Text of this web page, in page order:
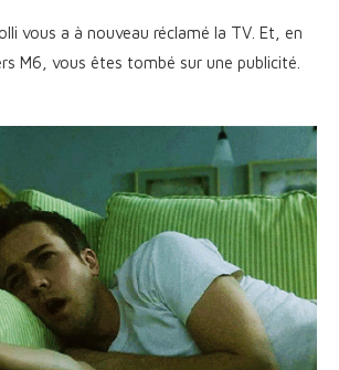
vous a à nouveau réclamé la TV. Et, en
M6, vous êtes tombé sur une publicité.